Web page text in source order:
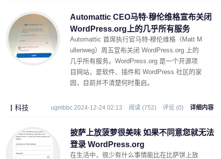
Automattic CEO马特·穆伦维格宣布关闭
WordPress.org上的几乎所有服务
Automattic 首席执行官马特-穆伦维格（Matt M
ullenweg）周五宣布关闭 WordPress.org 上的
几乎所有服务。WordPress.org 是一个开源项
目网站，是软件、插件和 WordPress 社区的家
园，目前并不清楚何时重启。
科技 ugmbbc 2024-12-24 02:13 阅读 (752) 评论 (0) 详细内容
披萨上放菠萝很美味 如果不同意您就无法
登录 WordPress.org
在生活中，很少有什么事情能比在比萨饼上放